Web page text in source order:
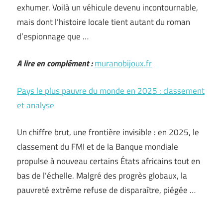
exhumer. Voilà un véhicule devenu incontournable,
mais dont l’histoire locale tient autant du roman
d’espionnage que …
A lire en complément :muranobijoux.fr
Pays le plus pauvre du monde en 2025 : classement
et analyse
Un chiffre brut, une frontière invisible : en 2025, le
classement du FMI et de la Banque mondiale
propulse à nouveau certains États africains tout en
bas de l’échelle. Malgré des progrès globaux, la
pauvreté extrême refuse de disparaître, piégée …